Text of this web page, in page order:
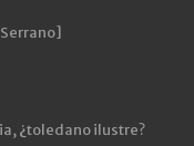
¿toledano ilustre?